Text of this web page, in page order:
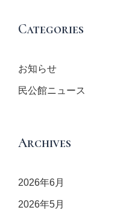
Categories
お知らせ
民公館ニュース
Archives
2026年6月
2026年5月